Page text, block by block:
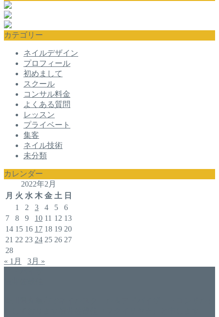
カテゴリー
ネイルデザイン
プロフィール
初めまして
スクール
コンサル料金
よくある質問
レッスン
プライベート
集客
ネイル技術
未分類
カレンダー
2022年2月
月 火 水 木 金 土 日
1
2 3 4 5
6
7
8 9 10 11 12 13
14 15 16 17 18 19 20
21 22 23 24 25 26 27
28
« 1月
3月 »